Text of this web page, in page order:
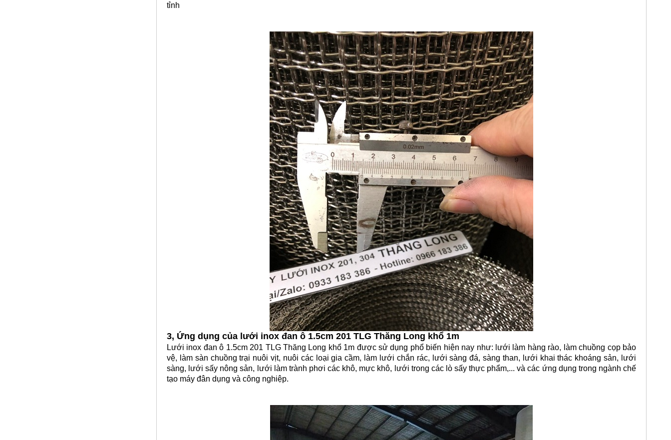
tỉnh
3, Ứng dụng của lưới inox đan ô 1.5cm 201 TLG Thăng Long khổ 1m
Lưới inox đan ô 1.5cm 201 TLG Thăng Long khổ 1m được sử dụng phổ biến hiện nay như: lưới làm hàng rào, làm chuồng cọp bảo
vệ, làm sàn chuồng trại nuôi vịt, nuôi các loại gia cầm, làm lưới chắn rác, lưới sàng đá, sàng than, lưới khai thác khoáng sản, lưới
sàng, lưới sấy nông sản, lưới làm trành phơi các khô, mực khô, lưới trong các lò sấy thực phẩm,... và các ứng dụng trong ngành chế
tạo máy đân dụng và công nghiệp.